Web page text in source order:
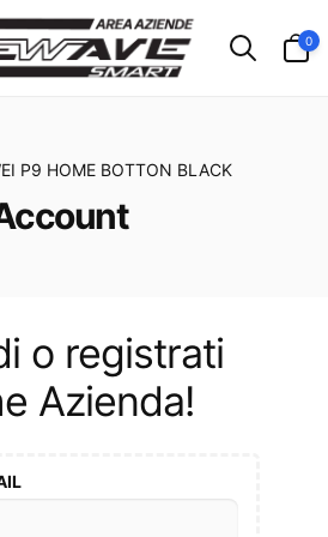
0
articoli
P9 HOME BOTTON BLACK
o registrati
Azienda!